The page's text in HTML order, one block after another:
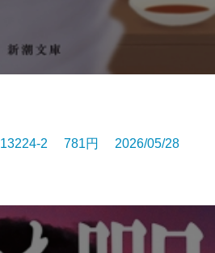
2 781円 2026/05/28